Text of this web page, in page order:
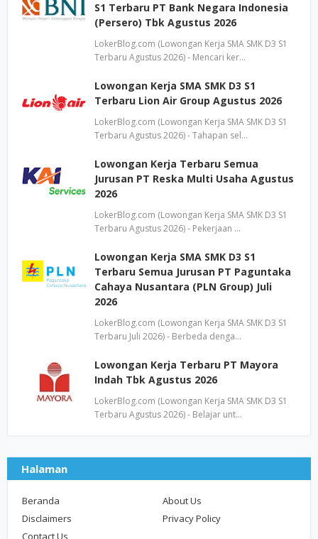
S1 Terbaru PT Bank Negara Indonesia
(Persero) Tbk Agustus 2026
LokerBlog.com (Lowongan Kerja SMA SMK D3 S1
Terbaru Agustus 2026) - Mencari ker…
Lowongan Kerja SMA SMK D3 S1
Terbaru Lion Air Group Agustus 2026
LokerBlog.com (Lowongan Kerja SMA SMK D3 S1
Terbaru Agustus 2026) - Tahapan sel…
Lowongan Kerja Terbaru Semua
Jurusan PT Reska Multi Usaha Agustus
2026
LokerBlog.com (Lowongan Kerja SMA SMK D3 S1
Terbaru Agustus 2026) - Pekerjaan …
Lowongan Kerja SMA SMK D3 S1
Terbaru Semua Jurusan PT Paguntaka
Cahaya Nusantara (PLN Group) Juli
2026
LokerBlog.com (Lowongan Kerja SMA SMK D3 S1
Terbaru Juli 2026) - Berbeda denga…
Lowongan Kerja Terbaru PT Mayora
Indah Tbk Agustus 2026
LokerBlog.com (Lowongan Kerja SMA SMK D3 S1
Terbaru Agustus 2026) - Belajar unt…
Halaman
Beranda
About Us
Disclaimers
Privacy Policy
Contact Us